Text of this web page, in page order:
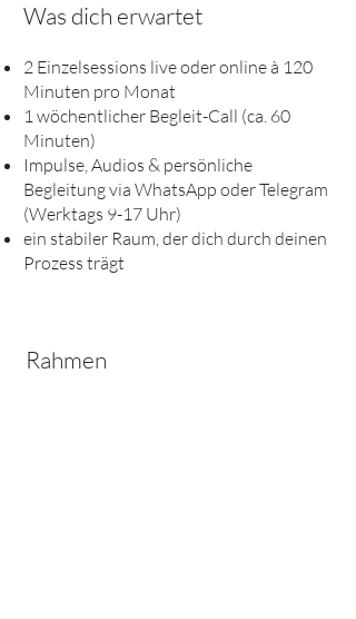
Was dich erwartet
2 Einzelsessions live oder online à 120
Minuten pro Monat
1 wöchentlicher Begleit-Call (ca. 60
Minuten)
Impulse, Audios & persönliche
Begleitung via WhatsApp oder Telegram
(Werktags 9-17 Uhr)
ein stabiler Raum, der dich durch deinen
Prozess trägt
Rahmen